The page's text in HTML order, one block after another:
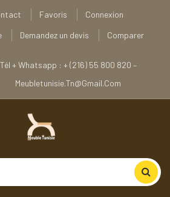
Favoris
Connexion
Demandez un devis Comparer
Tél + Whatsapp : + (216) 55 800 820 –
Meubletunisie.tn@gmail.com